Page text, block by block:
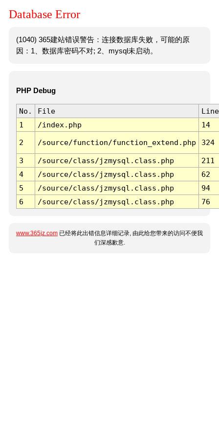
Database Error
(1040) 365建站错误警告：连接数据库失败，可能的原
因：1、数据库密码不对; 2、mysql未启动。
PHP Debug
No. File
Line
1
/index.php 14
2 /source/function/function_extend.php 324
3 /source/class/jzmysql.class.php
211
4
/source/class/jzmysql.class.php
62
5
/source/class/jzmysql.class.php
94
6
/source/class/jzmysql.class.php 76
www.365jz.com 已经将此出错信息详细记录, 由此给您带来的访问不便我
们深感歉意.